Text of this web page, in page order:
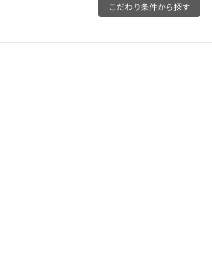
こだわり条件から探す